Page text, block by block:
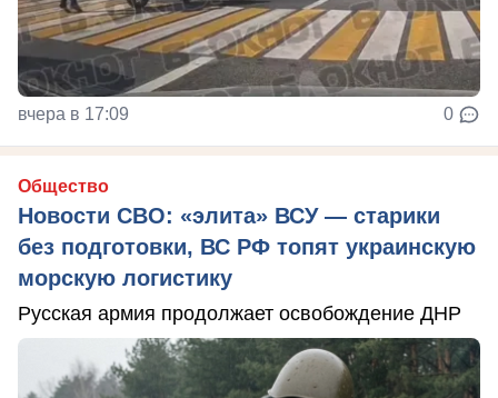
вчера в 17:09 0
Общество
Новости СВО: «элита» ВСУ — старики
без подготовки, ВС РФ топят украинскую
морскую логистику
Русская армия продолжает освобождение ДНР